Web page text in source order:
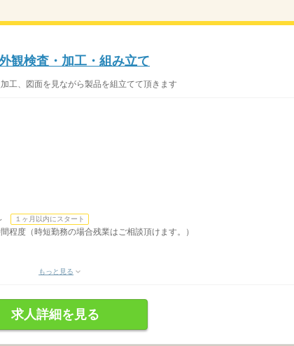
観検査・加工・組み立て
工、図面を見ながら製品を組立てて頂きます
１ヶ月以内にスタート
度（時短勤務の場合残業はご相談頂けます。）
もっと見る
求人詳細を見る